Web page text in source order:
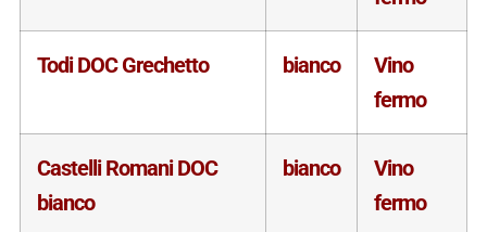
Todi DOC Grechetto bianco
Vino
fermo
Castelli Romani DOC
bianco
bianco
Vino
fermo